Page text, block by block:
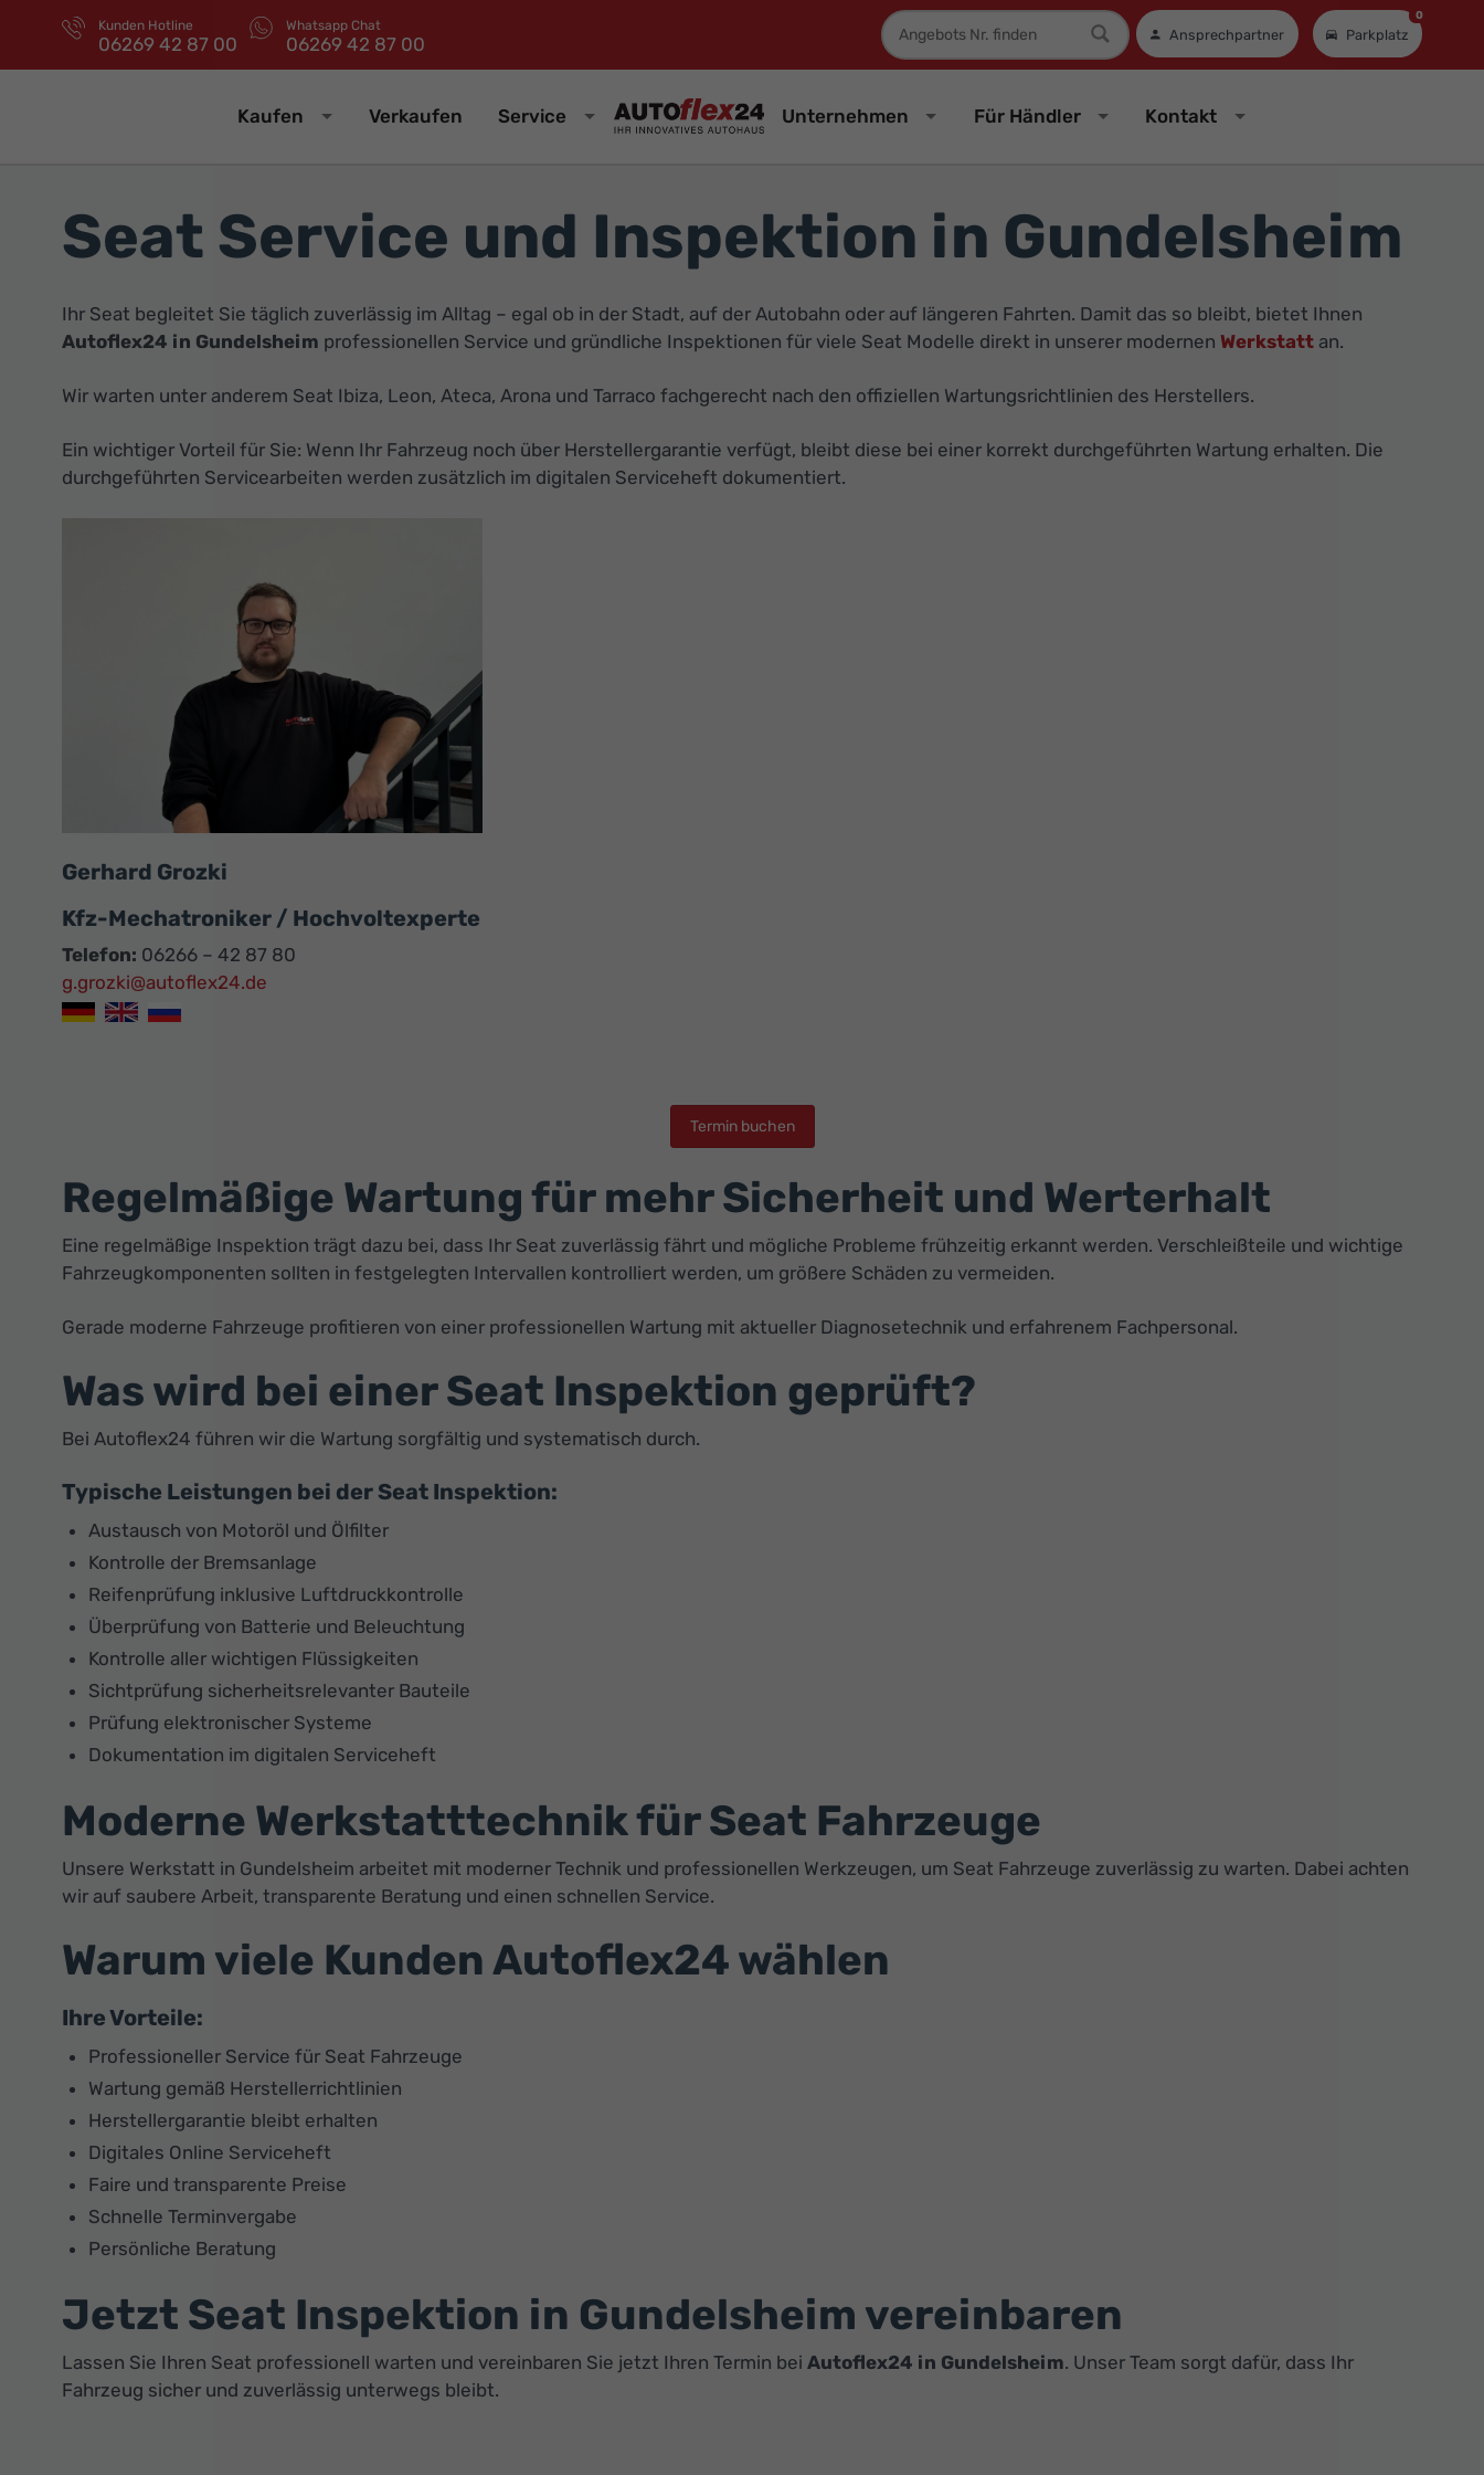
Kunden Hotline
06269 42 87 00
Whatsapp Chat
06269 42 87 00
Fahrzeugnummer
Ansprechpartner Parkplatz
0
Kaufen Verkaufen Service Unternehmen Für Händler Kontakt
Seat Service und Inspektion in Gundelsheim
Ihr Seat begleitet Sie täglich zuverlässig im Alltag – egal ob in der Stadt, auf der Autobahn oder auf längeren Fahrten. Damit das so bleibt, bietet Ihnen
Autoflex24 in Gundelsheim professionellen Service und gründliche Inspektionen für viele Seat Modelle direkt in unserer modernen Werkstatt an.
Wir warten unter anderem Seat Ibiza, Leon, Ateca, Arona und Tarraco fachgerecht nach den offiziellen Wartungsrichtlinien des Herstellers.
Ein wichtiger Vorteil für Sie: Wenn Ihr Fahrzeug noch über Herstellergarantie verfügt, bleibt diese bei einer korrekt durchgeführten Wartung erhalten. Die
durchgeführten Servicearbeiten werden zusätzlich im digitalen Serviceheft dokumentiert.
Gerhard Grozki
Kfz-Mechatroniker / Hochvoltexperte
Telefon: 06266 – 42 87 80
g.grozki@autoflex24.de
Termin buchen
Regelmäßige Wartung für mehr Sicherheit und Werterhalt
Eine regelmäßige Inspektion trägt dazu bei, dass Ihr Seat zuverlässig fährt und mögliche Probleme frühzeitig erkannt werden. Verschleißteile und wichtige
Fahrzeugkomponenten sollten in festgelegten Intervallen kontrolliert werden, um größere Schäden zu vermeiden.
Gerade moderne Fahrzeuge profitieren von einer professionellen Wartung mit aktueller Diagnosetechnik und erfahrenem Fachpersonal.
Was wird bei einer Seat Inspektion geprüft?
Bei Autoflex24 führen wir die Wartung sorgfältig und systematisch durch.
Typische Leistungen bei der Seat Inspektion:
Austausch von Motoröl und Ölfilter
Kontrolle der Bremsanlage
Reifenprüfung inklusive Luftdruckkontrolle
Überprüfung von Batterie und Beleuchtung
Kontrolle aller wichtigen Flüssigkeiten
Sichtprüfung sicherheitsrelevanter Bauteile
Prüfung elektronischer Systeme
Dokumentation im digitalen Serviceheft
Moderne Werkstatttechnik für Seat Fahrzeuge
Unsere Werkstatt in Gundelsheim arbeitet mit moderner Technik und professionellen Werkzeugen, um Seat Fahrzeuge zuverlässig zu warten. Dabei achten
wir auf saubere Arbeit, transparente Beratung und einen schnellen Service.
Warum viele Kunden Autoflex24 wählen
Ihre Vorteile:
Professioneller Service für Seat Fahrzeuge
Wartung gemäß Herstellerrichtlinien
Herstellergarantie bleibt erhalten
Digitales Online Serviceheft
Faire und transparente Preise
Schnelle Terminvergabe
Persönliche Beratung
Jetzt Seat Inspektion in Gundelsheim vereinbaren
Lassen Sie Ihren Seat professionell warten und vereinbaren Sie jetzt Ihren Termin bei Autoflex24 in Gundelsheim. Unser Team sorgt dafür, dass Ihr
Fahrzeug sicher und zuverlässig unterwegs bleibt.